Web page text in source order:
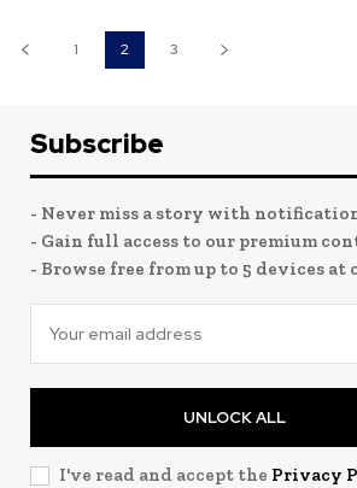
1 2 3
Subscribe
- Never miss a story with
- Gain full access to our premium
- Browse free from up to 5 devices at
UNLOCK ALL
I've read and accept the Privacy